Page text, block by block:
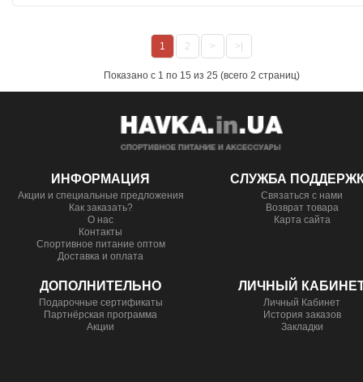
1 2 > >|
Показано с 1 по 15 из 25 (всего 2 страниц)
ИНФОРМАЦИЯ
Акции и специальные предложения
Как заказать?
О нас
Контакты
Спортивное питание оптом
Доставка и оплата
СЛУЖБА
Связаться с нами
Возврат товара
Карта сайта
ДОПОЛНИТЕЛЬНО
Подарочные сертификаты
Партнёрская программа
Акции
ЛИЧНЫЙ
Личный Кабинет
История заказов
Закладки